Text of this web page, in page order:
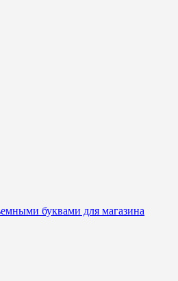
буквами для магазина